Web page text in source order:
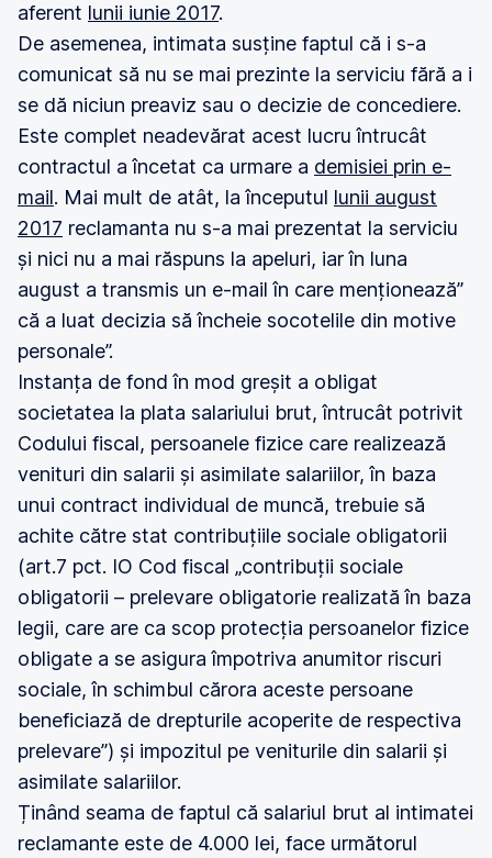
aferent lunii iunie 2017.
De asemenea, intimata susține faptul că i s-a
comunicat să nu se mai prezinte la serviciu fără a i
se dă niciun preaviz sau o decizie de concediere.
Este complet neadevărat acest lucru întrucât
contractul a încetat ca urmare a demisiei prin e-
mail. Mai mult de atât, la începutul lunii august
2017 reclamanta nu s-a mai prezentat la serviciu
și nici nu a mai răspuns la apeluri, iar în luna
august a transmis un e-mail în care menționează”
că a luat decizia să încheie socotelile din motive
personale”.
Instanța de fond în mod greșit a obligat
societatea la plata salariului brut, întrucât potrivit
Codului fiscal, persoanele fizice care realizează
venituri din salarii și asimilate salariilor, în baza
unui contract individual de muncă, trebuie să
achite către stat contribuțiile sociale obligatorii
(art.7 pct. IO Cod fiscal „contribuții sociale
obligatorii – prelevare obligatorie realizată în baza
legii, care are ca scop protecția persoanelor fizice
obligate a se asigura împotriva anumitor riscuri
sociale, în schimbul cărora aceste persoane
beneficiază de drepturile acoperite de respectiva
prelevare”) și impozitul pe veniturile din salarii și
asimilate salariilor.
Ținând seama de faptul că salariul brut al intimatei
reclamante este de 4.000 lei, face următorul